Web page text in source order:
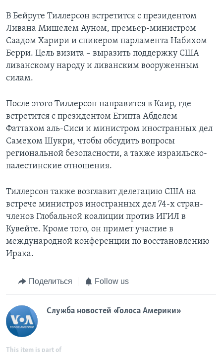
В Бейруте Тиллерсон встретится с президентом
Ливана Мишелем Ауном, премьер-министром
Саадом Харири и спикером парламента Набихом
Берри. Цель визита – выразить поддержку США
ливанскому народу и ливанским вооруженным
силам.
После этого Тиллерсон направится в Каир, где
встретится с президентом Египта Абделем
Фаттахом аль-Сиси и министром иностранных дел
Самехом Шукри, чтобы обсудить вопросы
региональной безопасности, а также израильско-
палестинские отношения.
Тиллерсон также возглавит делегацию США на
встрече министров иностранных дел 74-х стран-
членов Глобальной коалиции против ИГИЛ в
Кувейте. Кроме того, он примет участие в
международной конференции по восстановлению
Ирака.
Поделиться Follow us
Служба новостей «Голоса Америки»
This item is part of